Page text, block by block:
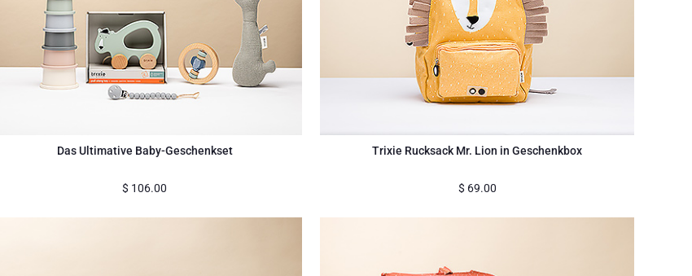
Das Ultimative Baby-Geschenkset
$ 106.00
Trixie Rucksack Mr. Lion in Geschenkbox
$ 69.00